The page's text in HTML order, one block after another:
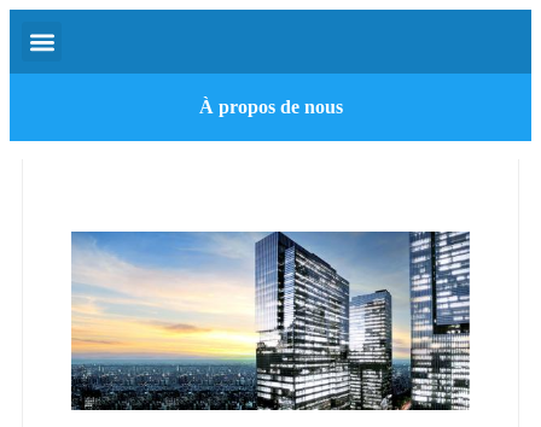
À propos de nous